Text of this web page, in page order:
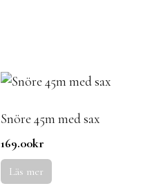
Snöre 45m med sax
169.00kr
Läs mer